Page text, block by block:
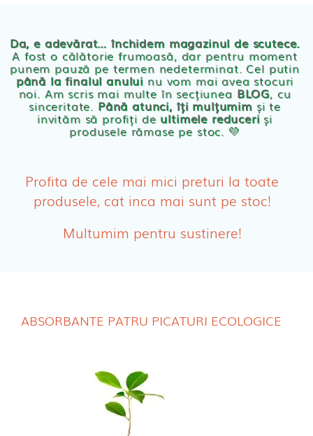
Servetele umede ecologice
Cosmetice BEBE
Olita Bio Naty
PRODUSE FEMEI
Absorbante Post-Natale
Absorbante Incontinenta Urinara
Da, e adevărat… închidem magazinul de scutece.
A fost o călătorie frumoasă, dar pentru moment
punem pauză pe termen nedeterminat. Cel putin
până la finalul anului nu vom mai avea stocuri
noi. Am scris mai multe în secțiunea BLOG, cu
sinceritate. Până atunci, îți mulțumimși te
invităm să profiți de ultimele reduceriși
produsele rămase pe stoc. 💛
Profita de cele mai mici preturi la toate
produsele, cat inca mai sunt pe stoc!
Multumim pentru sustinere!
ABSORBANTE PATRU PICATURI ECOLOGICE